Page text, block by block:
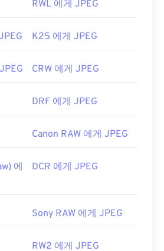
RWL 에게 JPEG
K25 에게 JPEG
CRW 에게 JPEG
DRF 에게 JPEG
Canon RAW 에게 JPEG
에
DCR 에게 JPEG
Sony RAW 에게 JPEG
RW2 에게 JPEG